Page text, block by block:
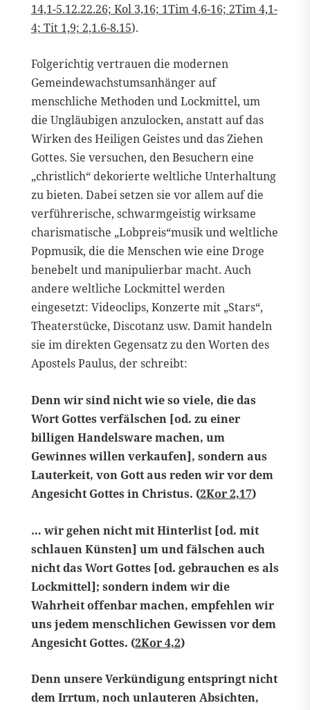
14,1-5.12.22.26; Kol 3,16; 1Tim 4,6-16; 2Tim 4,1-
4; Tit 1,9; 2,1.6-8.15).
Folgerichtig vertrauen die modernen
Gemeindewachstumsanhänger auf
menschliche Methoden und Lockmittel, um
die Ungläubigen anzulocken, anstatt auf das
Wirken des Heiligen Geistes und das Ziehen
Gottes. Sie versuchen, den Besuchern eine
„christlich“ dekorierte weltliche Unterhaltung
zu bieten. Dabei setzen sie vor allem auf die
verführerische, schwarmgeistig wirksame
charismatische „Lobpreis“musik und weltliche
Popmusik, die die Menschen wie eine Droge
benebelt und manipulierbar macht. Auch
andere weltliche Lockmittel werden
eingesetzt: Videoclips, Konzerte mit „Stars“,
Theaterstücke, Discotanz usw. Damit handeln
sie im direkten Gegensatz zu den Worten des
Apostels Paulus, der schreibt:
Denn wir sind nicht wie so viele, die das
Wort Gottes verfälschen [od. zu einer
billigen Handelsware machen, um
Gewinnes willen verkaufen], sondern aus
Lauterkeit, von Gott aus reden wir vor dem
Angesicht Gottes in Christus. (2Kor 2,17)
… wir gehen nicht mit Hinterlist [od. mit
schlauen Künsten] um und fälschen auch
nicht das Wort Gottes [od. gebrauchen es als
Lockmittel]; sondern indem wir die
Wahrheit offenbar machen, empfehlen wir
uns jedem menschlichen Gewissen vor dem
Angesicht Gottes. (2Kor 4,2)
Denn unsere Verkündigung entspringt nicht
dem Irrtum, noch unlauteren Absichten,